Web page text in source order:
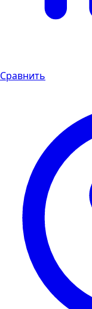
Сравнить